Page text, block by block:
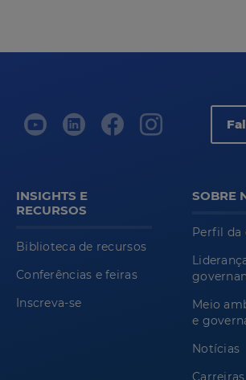
INSIGHTS E
RECURSOS
Biblioteca de recursos
Conferências e feiras
Inscreva-se
SOBRE
Perfil da
Meio
e
Notícias
Carreiras